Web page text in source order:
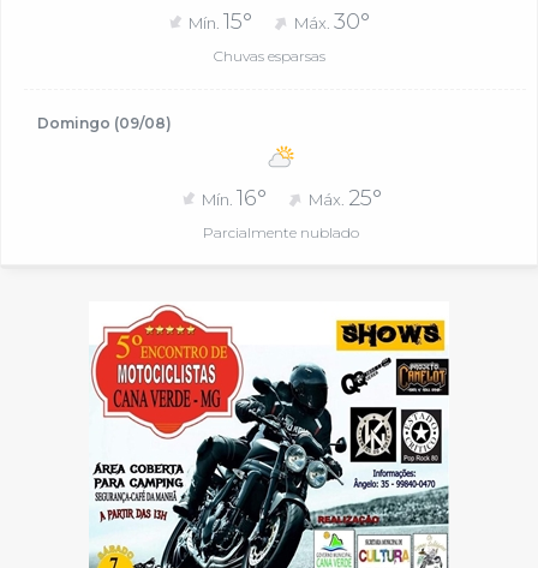
Mín. 15° Máx. 30°
Chuvas esparsas
Domingo (09/08)
Mín. 16° Máx. 25°
Parcialmente nublado